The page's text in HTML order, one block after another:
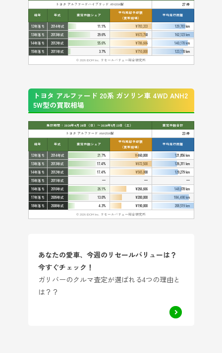
トヨタ アルファードハイブリッド ATH20W型 27 件
経年 年式 査定件数シェア
平均売却予想額
（買取相場）
平均走行距離
12年落ち 2014年式 11.1% ¥783,333
129,783 km
13年落ち
2013年式 29.6% ¥673,750
162,123 km
14年落ち
2012年式 55.6% ¥706,666
140,170 km
15年落ち
2011年式 3.7% ¥710,000
123,170 km
© 2026 IDOM Inc. リセールバリュー総合研究所
トヨタ アルファード 20系 ガソリン車 4WD ANH2
5W型の買取相場
集計期間：2026年4月26日（日）〜2026年5月23日（土）
査定件数合計
トヨタ アルファード ANH25W型
23 件
経年 年式 査定件数シェア
平均売却予想額
（買取相場）
平均走行距離
12年落ち 2014年式 21.7% ¥460,000
121,856 km
13年落ち
2013年式 17.4% ¥672,500
126,311 km
14年落ち
2012年式 17.4% ¥565,000
129,279 km
15年落ち
2011年式 — —
—
16年落ち
2010年式 26.1% ¥266,666
148,078 km
17年落ち
2009年式 13.0% ¥200,000
184,490 km
18年落ち
2008年式 4.3% ¥190,000
208,519 km
© 2026 IDOM Inc. リセールバリュー総合研究所
あなたの愛車、今週のリセールバリューは？
今すぐチェック！
ガリバーのクルマ査定が選ばれる4つの理由と
は？？